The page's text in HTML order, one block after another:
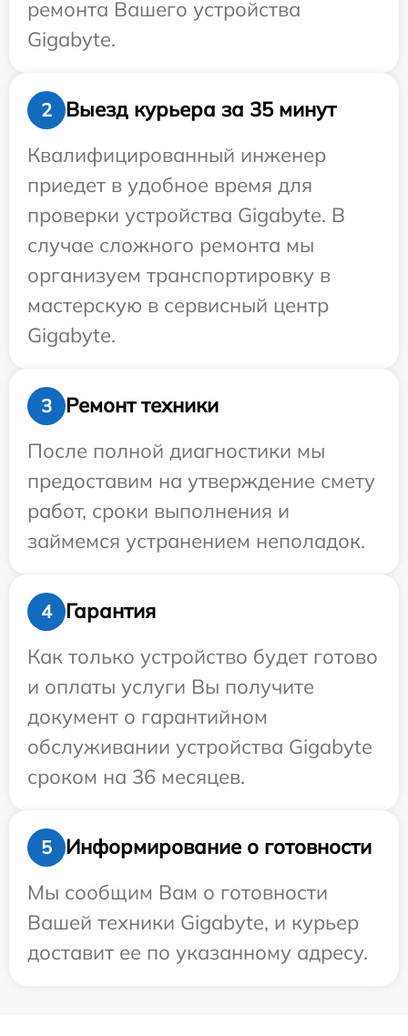
ремонта Вашего устройства
Gigabyte.
2
Выезд курьера за 35 минут
Квалифицированный инженер
приедет в удобное время для
проверки устройства Gigabyte. В
случае сложного ремонта мы
организуем транспортировку в
мастерскую в сервисный центр
Gigabyte.
3
Ремонт техники
После полной диагностики мы
предоставим на утверждение смету
работ, сроки выполнения и
займемся устранением неполадок.
4
Гарантия
Как только устройство будет готово
и оплаты услуги Вы получите
документ о гарантийном
обслуживании устройства Gigabyte
сроком на 36 месяцев.
5
Информирование о готовности
Мы сообщим Вам о готовности
Вашей техники Gigabyte, и курьер
доставит ее по указанному адресу.